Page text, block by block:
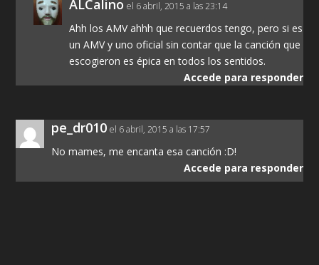
ALCalino el 6 abril, 2015 a las 23:14
Ahh los AMV ahhh que recuerdos tengo, pero si es
un AMV y uno oficial sin contar que la canción que
escogieron es épica en todos los sentidos.
Accede para responder
pe_dr010 el 6 abril, 2015 a las 17:57
No mames, me encanta esa canción :D!
Accede para responder